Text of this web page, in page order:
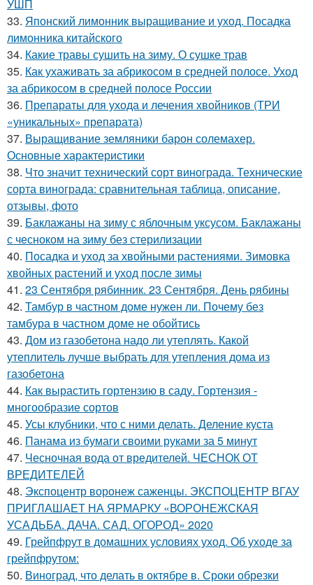
УШП
33. Японский лимонник выращивание и уход. Посадка
лимонника китайского
34. Какие травы сушить на зиму. О сушке трав
35. Как ухаживать за абрикосом в средней полосе. Уход
за абрикосом в средней полосе России
36. Препараты для ухода и лечения хвойников (ТРИ
«уникальных» препарата)
37. Выращивание земляники барон солемахер.
Основные характеристики
38. Что значит технический сорт винограда. Технические
сорта винограда: сравнительная таблица, описание,
отзывы, фото
39. Баклажаны на зиму с яблочным уксусом. Баклажаны
с чесноком на зиму без стерилизации
40. Посадка и уход за хвойными растениями. Зимовка
хвойных растений и уход после зимы
41. 23 Сентября рябинник. 23 Сентября. День рябины
42. Тамбур в частном доме нужен ли. Почему без
тамбура в частном доме не обойтись
43. Дом из газобетона надо ли утеплять. Какой
утеплитель лучше выбрать для утепления дома из
газобетона
44. Как вырастить гортензию в саду. Гортензия -
многообразие сортов
45. Усы клубники, что с ними делать. Деление куста
46. Панама из бумаги своими руками за 5 минут
47. Чесночная вода от вредителей. ЧЕСНОК ОТ
ВРЕДИТЕЛЕЙ
48. Экспоцентр воронеж саженцы. ЭКСПОЦЕНТР ВГАУ
ПРИГЛАШАЕТ НА ЯРМАРКУ «ВОРОНЕЖСКАЯ
УСАДЬБА. ДАЧА. САД. ОГОРОД» 2020
49. Грейпфрут в домашних условиях уход. Об уходе за
грейпфрутом:
50. Виноград, что делать в октябре в. Сроки обрезки